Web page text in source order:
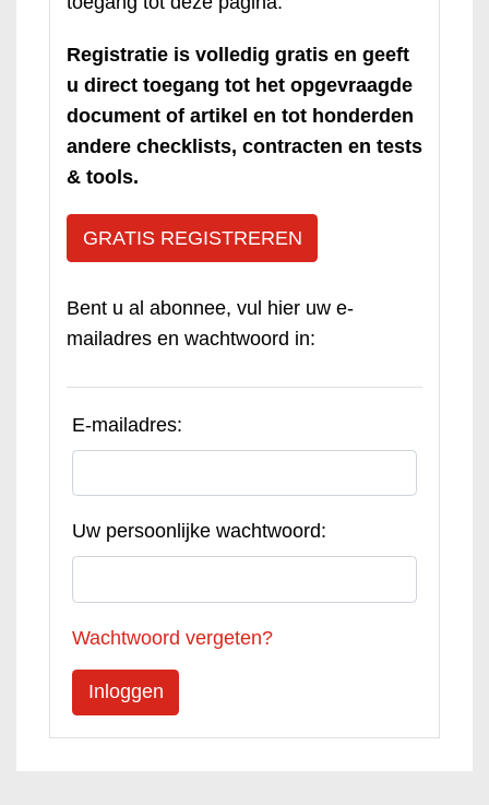
Registratie is volledig gratis en geeft
u direct toegang tot het opgevraagde
document of artikel en tot honderden
andere checklists, contracten en tests
& tools.
GRATIS REGISTREREN
Bent u al abonnee, vul hier uw e-
mailadres en wachtwoord in:
E-mailadres:
Uw persoonlijke wachtwoord:
Wachtwoord vergeten?